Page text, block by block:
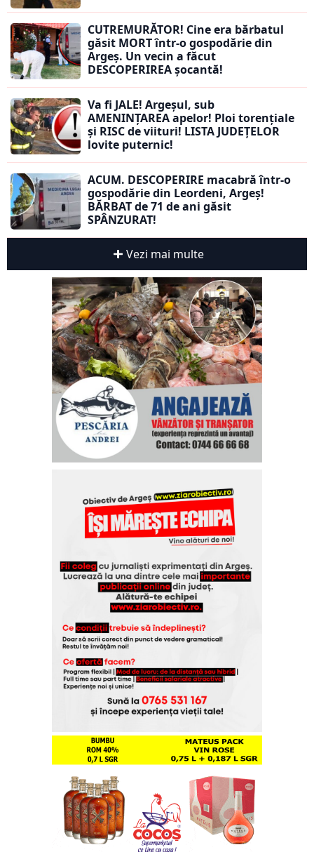
CUTREMURĂTOR! Cine era bărbatul
găsit MORT într-o gospodărie din
Argeș. Un vecin a făcut
DESCOPERIREA șocantă!
Va fi JALE! Argeșul, sub
AMENINȚAREA apelor! Ploi torențiale
și RISC de viituri! LISTA JUDEȚELOR
lovite puternic!
ACUM. DESCOPERIRE macabră într-o
gospodărie din Leordeni, Argeș!
BĂRBAT de 71 de ani găsit
SPÂNZURAT!
Vezi mai multe